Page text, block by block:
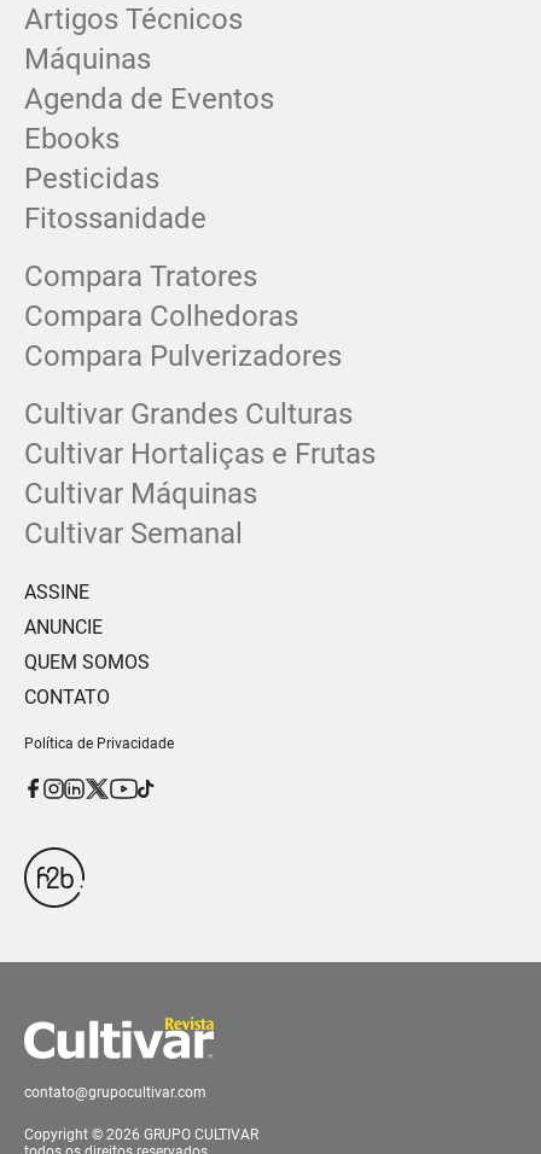
Artigos Técnicos
Máquinas
Agenda de Eventos
Ebooks
Pesticidas
Fitossanidade
Compara Tratores
Compara Colhedoras
Compara Pulverizadores
Cultivar Grandes Culturas
Cultivar Hortaliças e Frutas
Cultivar Máquinas
Cultivar Semanal
ASSINE
ANUNCIE
QUEM SOMOS
CONTATO
Política de Privacidade
contato@grupocultivar.com
Copyright © 2026 GRUPO CULTIVAR